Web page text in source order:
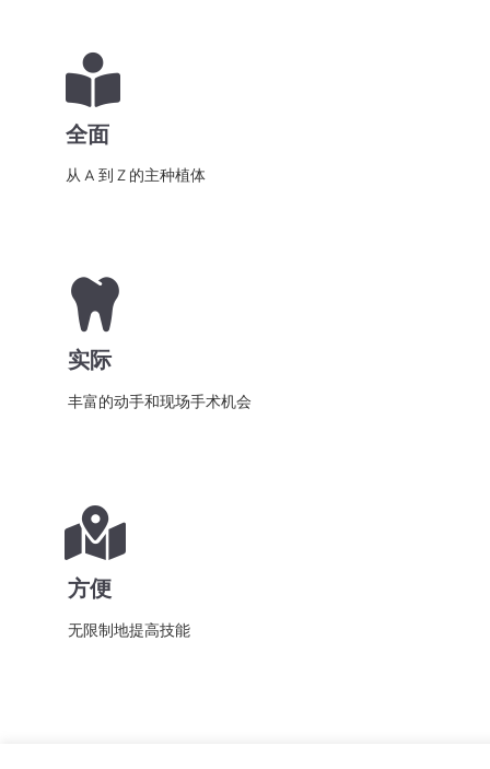
全面
从 A 到 Z 的主种植体
实际
丰富的动手和现场手术机会
方便
无限制地提高技能